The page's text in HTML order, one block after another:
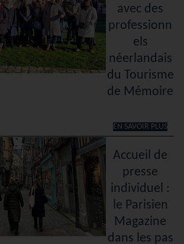
avec des
professionn
els
néerlandais
du Tourisme
de Mémoire
EN SAVOIR PLUS
Accueil de
presse
individuel :
le Parisien
Magazine
dans les pas